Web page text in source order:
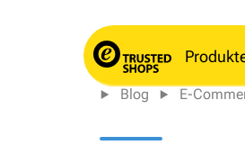
Blog E-